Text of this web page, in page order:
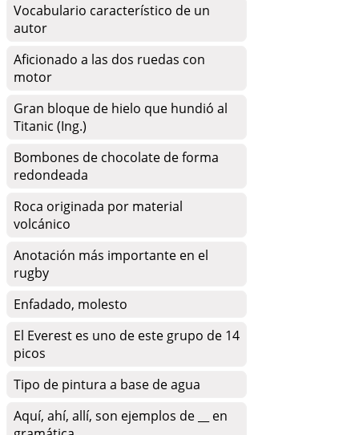
Vocabulario característico de un
autor
Aficionado a las dos ruedas con
motor
Gran bloque de hielo que hundió al
Titanic (Ing.)
Bombones de chocolate de forma
redondeada
Roca originada por material
volcánico
Anotación más importante en el
rugby
Enfadado, molesto
El Everest es uno de este grupo de 14
picos
Tipo de pintura a base de agua
Aquí, ahí, allí, son ejemplos de __ en